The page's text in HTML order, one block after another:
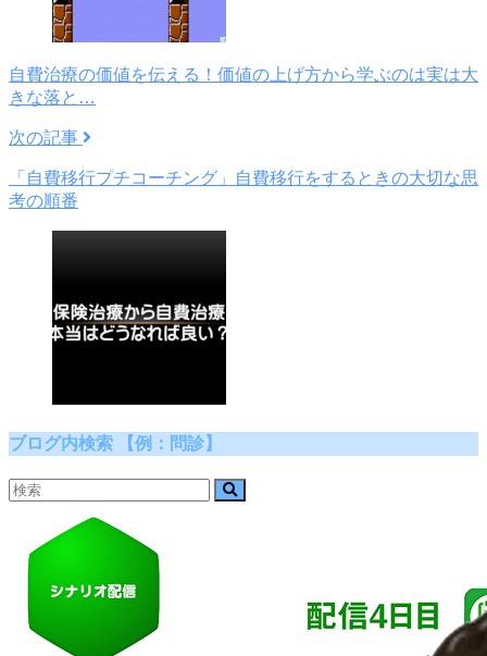
自費治療の価値を伝える！価値の上げ方から学ぶのは実は大
きな落と…
次の記事
「自費移行プチコーチング」自費移行をするときの大切な思
考の順番
ブログ内検索 【例：問診】